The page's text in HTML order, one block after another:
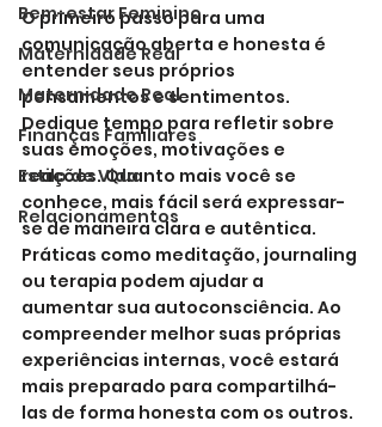
Bem-estar Feminino
Maternidade Real
Maternidade Real
Finanças Familiares
Estilo de Vida
Relacionamentos
O primeiro passo para uma
comunicação aberta e honesta é
entender seus próprios
pensamentos e sentimentos.
Dedique tempo para refletir sobre
suas emoções, motivações e
reações. Quanto mais você se
conhece, mais fácil será expressar-
se de maneira clara e autêntica.
Práticas como meditação, journaling
ou terapia podem ajudar a
aumentar sua autoconsciência. Ao
compreender melhor suas próprias
experiências internas, você estará
mais preparado para compartilhá-
las de forma honesta com os outros.